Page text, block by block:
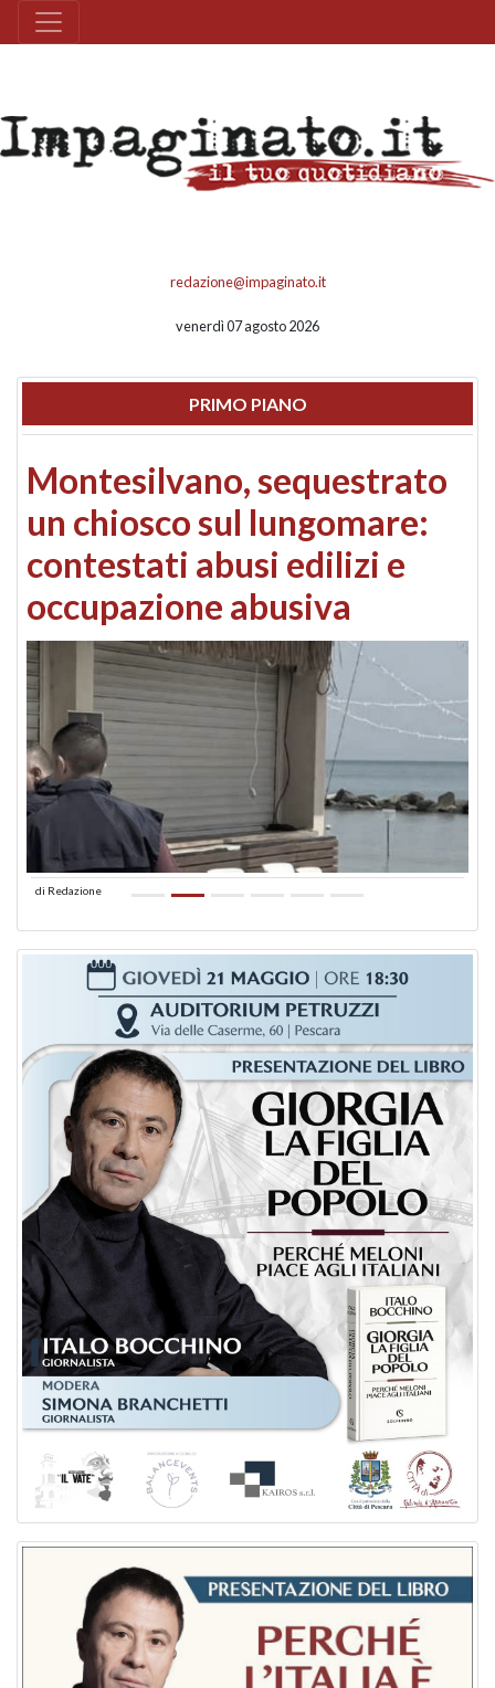
redazione@impaginato.it
venerdì 07 agosto 2026
PRIMO PIANO
Montesilvano, sequestrato
un chiosco sul lungomare:
contestati abusi edilizi e
occupazione abusiva
di Redazione